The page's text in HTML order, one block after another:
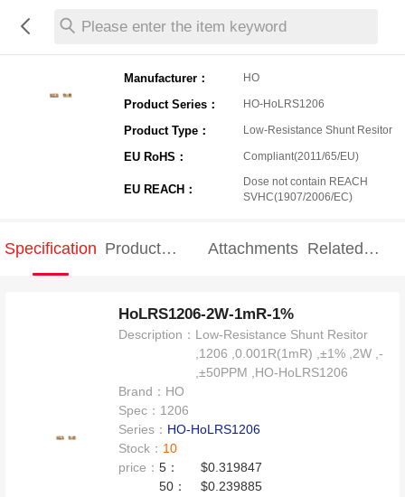
Please enter the item keyword
Manufacturer： HO
Product Series： HO-HoLRS1206
Product Type： Low-Resistance Shunt Resitor
EU RoHS： Compliant(2011/65/EU)
EU REACH：
Dose not contain REACH
SVHC(1907/2006/EC)
Specification Product
Attachments Related
HoLRS1206-2W-1mR-1%
Description： Low-Resistance Shunt Resitor
,1206 ,0.001R(1mR) ,±1% ,2W ,-
,±50PPM ,HO-HoLRS1206
Brand： HO
Spec： 1206
Series： HO-HoLRS1206
Stock： 10
price：5：
$0.319847
50：
$0.239885